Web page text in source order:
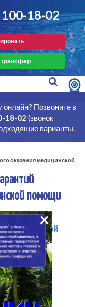
трансфер
100-18-02
онлайн? Позвоните в
18-02 (звонок
варианты.
оказания медицинской
помощи
медицинской
×